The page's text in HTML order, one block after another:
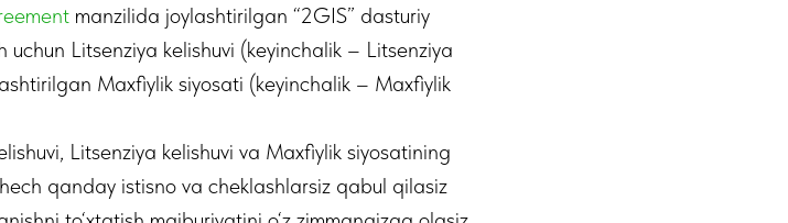
manzilida joylashtirilgan “2GIS” dasturiy
Litsenziya kelishuvi (keyinchalik – Litsenziya
Maxfiylik siyosati (keyinchalik – Maxfiylik
Litsenziya kelishuvi va Maxfiylik siyosatining
qanday istisno va cheklashlarsiz qabul qilasiz